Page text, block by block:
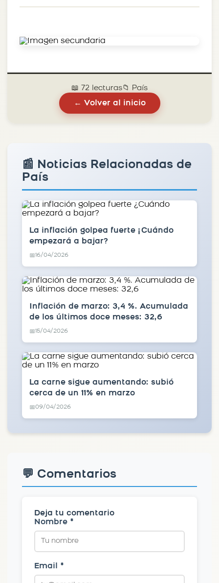
📖 72 lecturas📁 País
← Volver al inicio
📰 Noticias Relacionadas de
País
La inflación golpea fuerte ¿Cuándo
empezará a bajar?
📅16/04/2026
Inflación de marzo: 3,4 %. Acumulada
de los últimos doce meses: 32,6
📅15/04/2026
La carne sigue aumentando: subió
cerca de un 11% en marzo
📅09/04/2026
💬 Comentarios
Deja tu comentario
Nombre *
Email *